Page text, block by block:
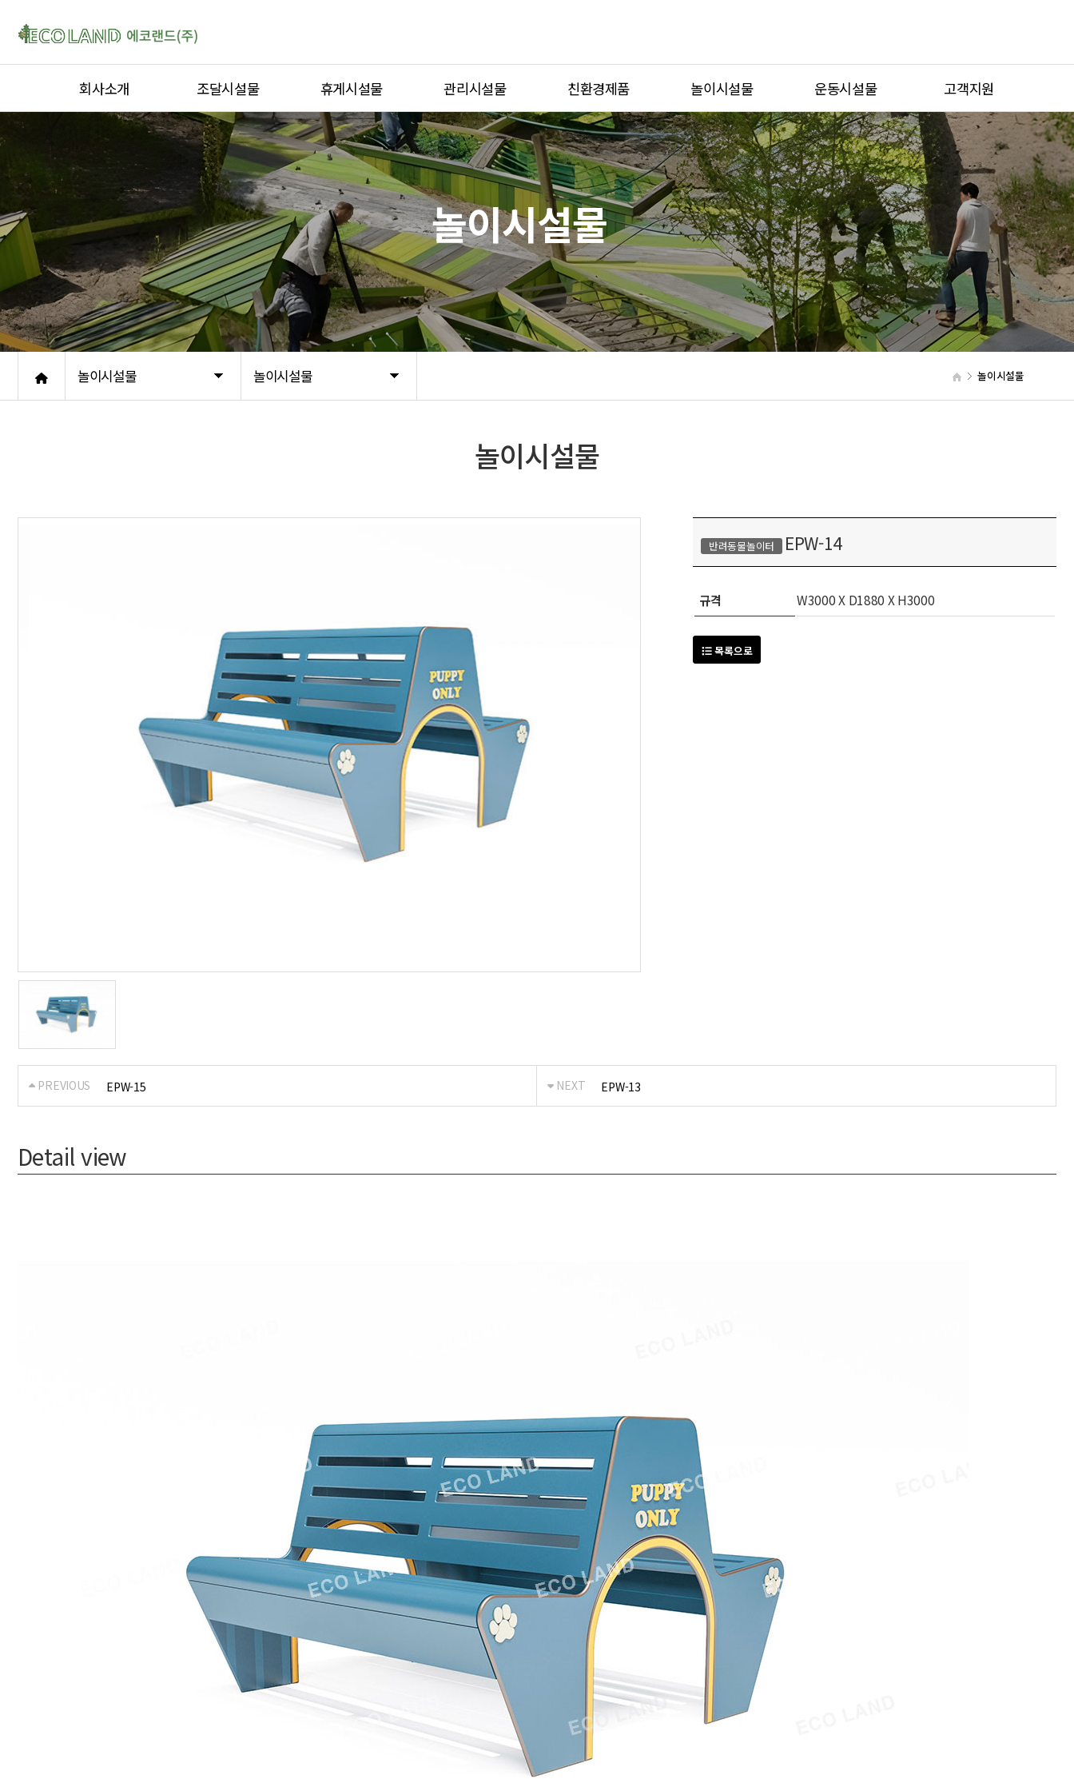
회사소개
연혁
인증서
오시는 길
조달시설물
퍼걸러
옥외용벤치
디자인형울타리
자전거보관대
야외운동기구
휴게시설물
티하우스
퍼걸러
키즈스테이션
정자ㆍ가제보
곡면가공벤치
옥외용벤치
야외테이블
평상
썬베드
관리시설물
자전거보관대
생활자원보관소
디자인형울타리
흡연부스
조명열주
볼라드
플랜터
세족대
기타시설물
친환경제품
식생방음벽
그린월
스마트가든
놀이시설물
체험형놀이터
테마형놀이터
반려동물놀이터
단위놀이시설
운동시설물
휴게형운동시설
복합형운동시설
시니어운동시설
일반운동시설
스마트운동시설
고객지원
공지사항
물가지 자료
A/S접수
카다록 신청
견적문의
통합검색
시공사례
놀이시설물 놀이시설물 놀이시설물
놀이시설물
놀이시설물
반려동물놀이터 EPW-14
규격 W3000 X D1880 X H3000
목록으로
PREVIOUS EPW-15 NEXT EPW-13
Detail view